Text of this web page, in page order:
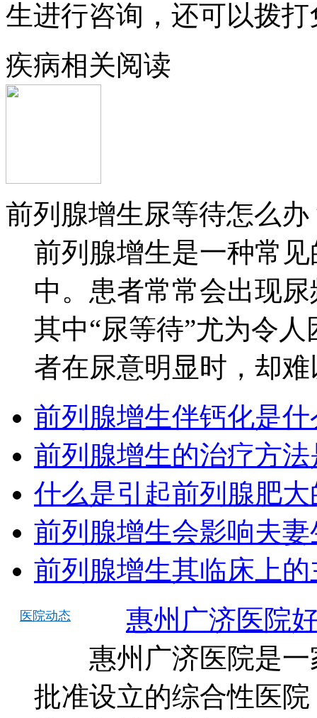
生进行咨询，还可以拨打
疾病相关阅读
前列腺增生尿等待怎么办
前列腺增生是一种常
中。患者常常会出现
其中“尿等待”尤为令
者在尿意明显时，却
前列腺增生伴钙化是
前列腺增生的治疗方法
什么是引起前列腺肥
前列腺增生会影响夫妻
前列腺增生其临床上
医院动态
惠州广济医院
惠州广济医院是一
批准设立的综合性医